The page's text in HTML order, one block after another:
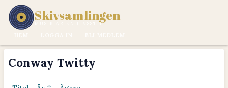
Skivsamlingen
MUSIK ÄR EN LIVSSTIL.
Conway Twitty